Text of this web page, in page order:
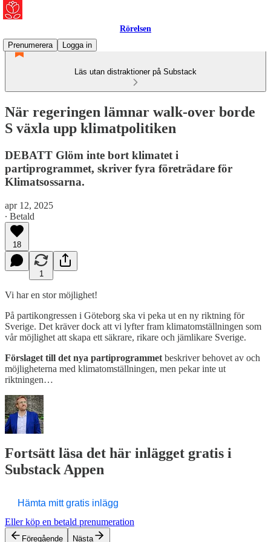
Rörelsen
Prenumerera
Logga in
Läs utan distraktioner på Substack
När regeringen lämnar walk-over borde
S växla upp klimatpolitiken
DEBATT Glöm inte bort klimatet i
partiprogrammet, skriver fyra företrädare för
Klimatsossarna.
apr 12, 2025
∙ Betald
18
1
Vi har en stor möjlighet!
På partikongressen i Göteborg ska vi peka ut en ny riktning för
Sverige. Det kräver dock att vi lyfter fram klimatomställningen som
vår möjlighet att skapa ett säkrare, rikare och jämlikare Sverige.
Förslaget till det nya partiprogrammet beskriver behovet av och
möjligheterna med klimatomställningen, men pekar inte ut
riktningen…
Fortsätt läsa det här inlägget gratis i
Substack Appen
Hämta mitt gratis inlägg
Eller köp en betald prenumeration
Föregående Nästa